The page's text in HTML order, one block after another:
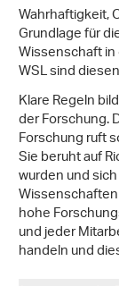
Wahrhaftigkeit,
Grundlage für
Wissenschaft
WSL sind
Klare Regeln
der Forschung.
Forschung ruft
Sie beruht auf
wurden und
hohe
und jeder
handeln und